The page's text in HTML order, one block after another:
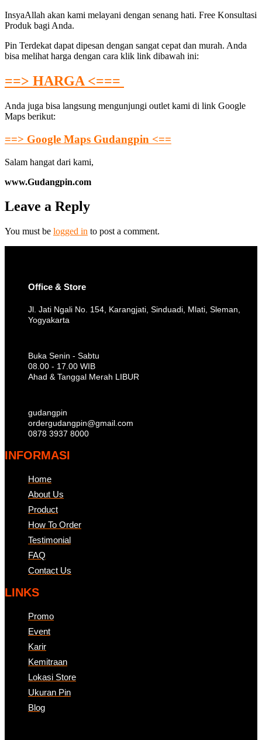
InsyaAllah akan kami melayani dengan senang hati. Free Konsultasi
Produk bagi Anda.
Pin Terdekat dapat dipesan dengan sangat cepat dan murah. Anda
bisa melihat harga dengan cara klik link dibawah ini:
==> HARGA <===
Anda juga bisa langsung mengunjungi outlet kami di link Google
Maps berikut:
==> Google Maps Gudangpin <==
Salam hangat dari kami,
www.Gudangpin.com
Leave a Reply
You must be logged in to post a comment.
Office & Store
Jl. Jati Ngali No. 154, Karangjati, Sinduadi, Mlati, Sleman,
Yogyakarta
Buka Senin - Sabtu
08.00 - 17.00 WIB
Ahad & Tanggal Merah LIBUR
gudangpin
ordergudangpin@gmail.com
0878 3937 8000
INFORMASI
Home
About Us
Product
How To Order
Testimonial
FAQ
Contact Us
LINKS
Promo
Event
Karir
Kemitraan
Lokasi Store
Ukuran Pin
Blog